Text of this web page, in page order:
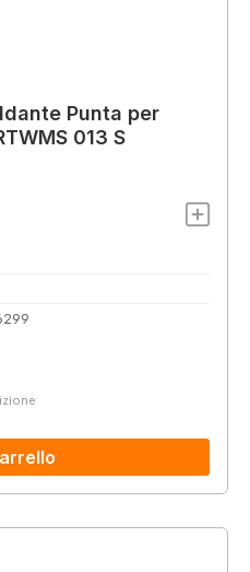
Punta per
013 S